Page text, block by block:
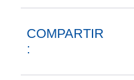
COMPARTIR
: